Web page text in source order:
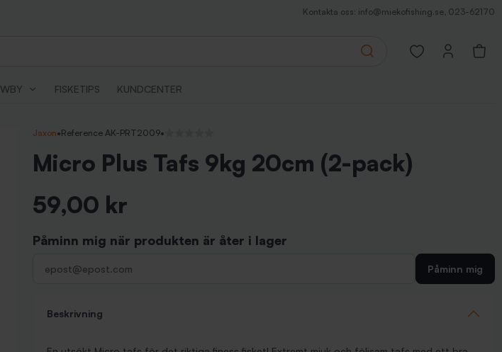
Kontakta oss: info@miekofishing.se, 023-62170
Search
Open favorites
WBY FISKETIPS KUNDCENTER
Jaxon•Reference AK-PRT2009•
Micro Plus Tafs 9kg 20cm (2-pack)
59,00 kr
Påminn mig när produkten är åter i lager
Påminn mig
Beskrivning